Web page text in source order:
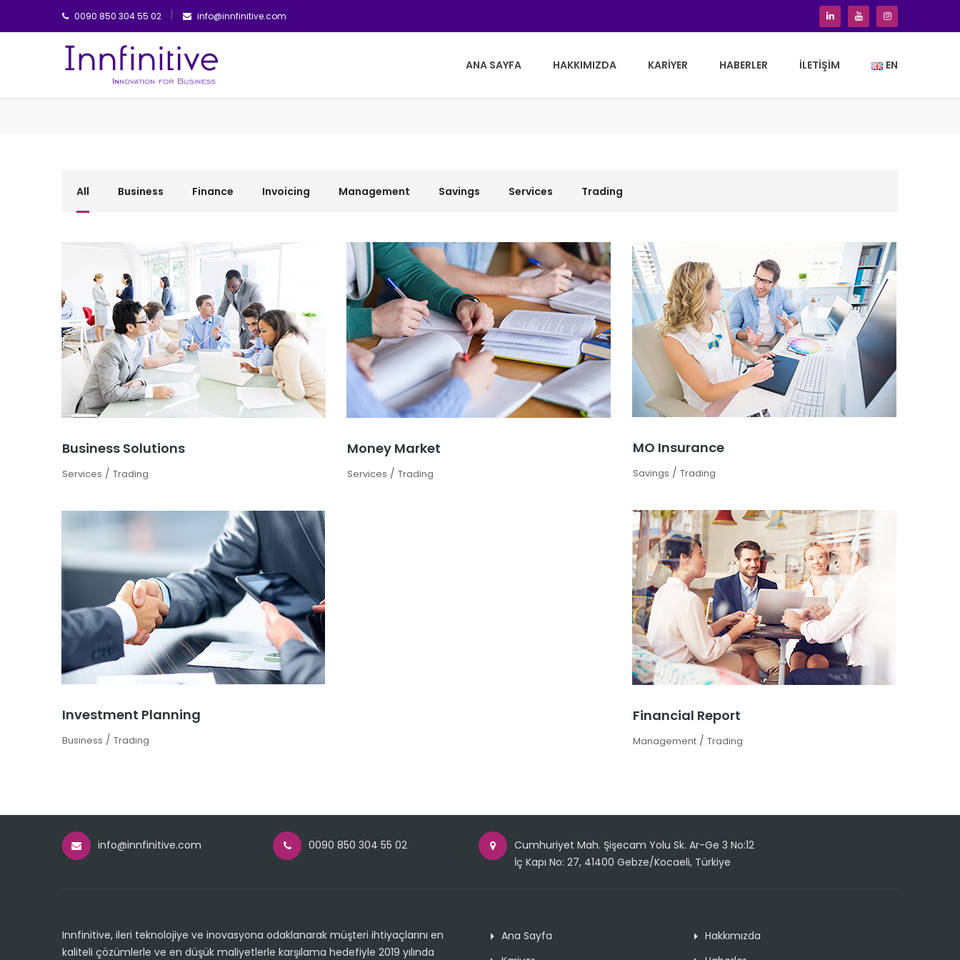
0090 850 304 55 02 info@innfinitive.com
ANA SAYFA HAKKIMIZDA KARIYER HABERLER İLETIŞIM EN
All Business Finance Invoicing Management Savings Services Trading
Business Solutions
Services / Trading
Money Market
Services / Trading
MO Insurance
Savings / Trading
Financial Report
Management / Trading
Investment Planning
Business / Trading
info@innfinitive.com 0090 850 304 55 02
Cumhuriyet Mah. Şişecam Yolu Sk. Ar-Ge 3 No:12
İç Kapı No: 27, 41400 Gebze/Kocaeli, Türkiye
Innfinitive, ileri teknolojiye ve inovasyona odaklanarak müşteri ihtiyaçlarını en
kaliteli çözümlerle ve en düşük maliyetlerle karşılama hedefiyle 2019 yılında
Ana Sayfa
Hakkımızda